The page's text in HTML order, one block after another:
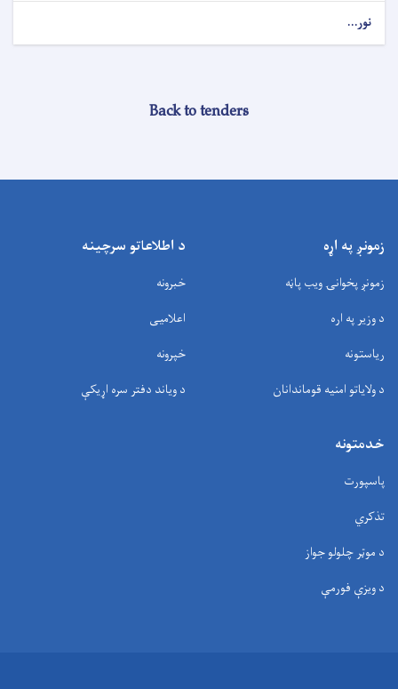
نور...
Back to tenders
زمونږ په اړه
زمونږ پخوانۍ ویب پاڼه
د وزیر په اره
ریاستونه
د ولایاتو امنیه قوماندانان
د اطلاعاتو سرچینه
خبرونه
اعلامیی
خپرونه
د وياند دفتر سره اړیکې
خدمتونه
پاسپورت
تذکري
د موټر چلولو جواز
د ویزې فورمې